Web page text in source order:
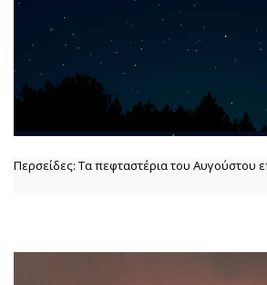
Περσείδες: Τα πεφταστέρια του Αυγούστου